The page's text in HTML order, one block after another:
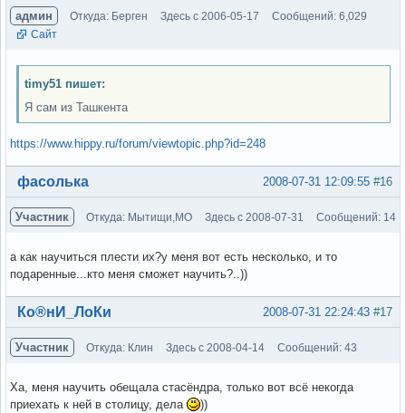
админ Откуда: Берген Здесь с 2006-05-17
Сообщений: 6,029
Сайт
timy51 пишет:
Я сам из Ташкента
https://www.hippy.ru/forum/viewtopic.php?id=248
Вне форума #16
2008-07-31 12:09:55
фасолька
Участник Откуда: Мытищи,МО Здесь с 2008-07-31 Сообщений: 14
а как научиться плести их?у меня вот есть несколько, и то
подаренные...кто меня сможет научить?..))
Вне форума #17
2008-07-31 22:24:43
Ко®нИ_ЛоКи
Участник Откуда: Клин Здесь с 2008-04-14 Сообщений: 43
Ха, меня научить обещала стасёндра, только вот всё некогда
приехать к ней в столицу, дела
))